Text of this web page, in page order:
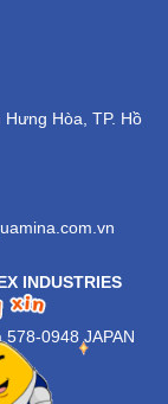
Hòa, TP. Hồ
INDUSTRIES
0948 JAPAN